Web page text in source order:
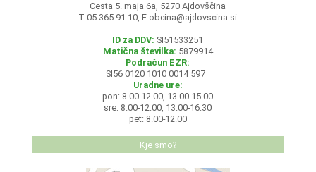
Cesta 5. maja 6a, 5270 Ajdovščina
T 05 365 91 10, E obcina@ajdovscina.si
ID za DDV: SI51533251
Matična številka: 5879914
Podračun EZR:
SI56 0120 1010 0014 597
Uradne ure:
pon: 8.00-12.00, 13.00-15.00
sre: 8.00-12.00, 13.00-16.30
pet: 8.00-12.00
Kje smo?